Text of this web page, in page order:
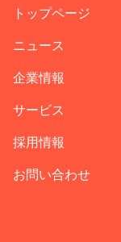
トップページ
ニュース
企業情報
サービス
採用情報
お問い合わせ